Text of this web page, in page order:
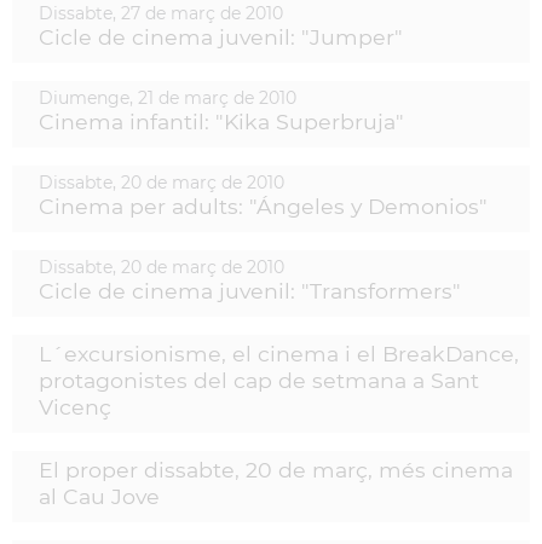
Dissabte, 27 de març de 2010
Cicle de cinema juvenil: "Jumper"
Diumenge, 21 de març de 2010
Cinema infantil: "Kika Superbruja"
Dissabte, 20 de març de 2010
Cinema per adults: "Ángeles y Demonios"
Dissabte, 20 de març de 2010
Cicle de cinema juvenil: "Transformers"
L´excursionisme, el cinema i el BreakDance,
protagonistes del cap de setmana a Sant
Vicenç
El proper dissabte, 20 de març, més cinema
al Cau Jove